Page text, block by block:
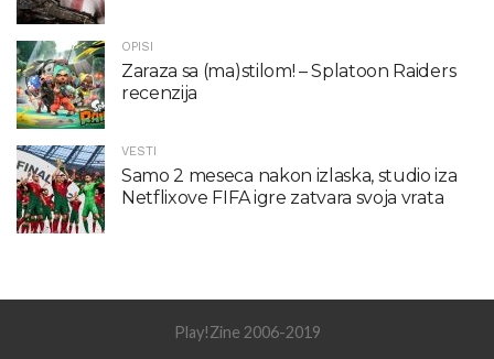
OPISI
Zaraza sa (ma)stilom! – Splatoon Raiders
recenzija
VESTI
Samo 2 meseca nakon izlaska, studio iza
Netflixove FIFA igre zatvara svoja vrata
Play!Zine 2006-2019